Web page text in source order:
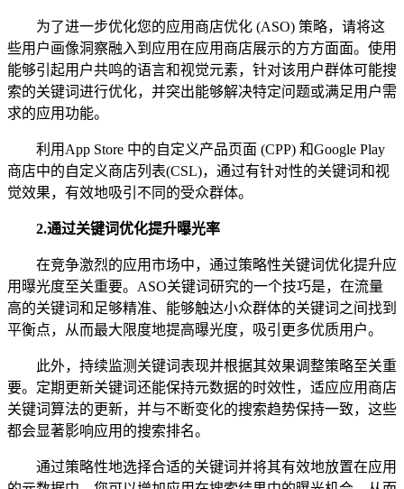
为了进一步优化您的应用商店优化 (ASO) 策略，请将这
些用户画像洞察融入到应用在应用商店展示的方方面面。使用
能够引起用户共鸣的语言和视觉元素，针对该用户群体可能搜
索的关键词进行优化，并突出能够解决特定问题或满足用户需
求的应用功能。
利用App Store 中的自定义产品页面 (CPP) 和Google Play
商店中的自定义商店列表(CSL)，通过有针对性的关键词和视
觉效果，有效地吸引不同的受众群体。
2.通过关键词优化提升曝光率
在竞争激烈的应用市场中，通过策略性关键词优化提升应
用曝光度至关重要。ASO关键词研究的一个技巧是，在流量
高的关键词和足够精准、能够触达小众群体的关键词之间找到
平衡点，从而最大限度地提高曝光度，吸引更多优质用户。
此外，持续监测关键词表现并根据其效果调整策略至关重
要。定期更新关键词还能保持元数据的时效性，适应应用商店
关键词算法的更新，并与不断变化的搜索趋势保持一致，这些
都会显著影响应用的搜索排名。
通过策略性地选择合适的关键词并将其有效地放置在应用